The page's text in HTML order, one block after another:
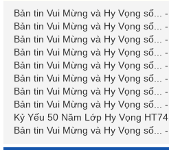
Bản tin Vui Mừng và Hy Vọng số... -
Bản tin Vui Mừng và Hy Vọng số... -
Bản tin Vui Mừng và Hy Vọng số... -
Bản tin Vui Mừng và Hy Vọng số... -
Bản tin Vui Mừng và Hy Vọng số... -
Bản tin Vui Mừng và Hy Vọng số... -
Bản tin Vui Mừng và Hy Vọng số... -
Bản tin Vui Mừng và Hy Vọng số... -
Kỷ Yếu 50 Năm Lớp Hy Vọng HT74
Bản tin Vui Mừng và Hy Vọng số... -